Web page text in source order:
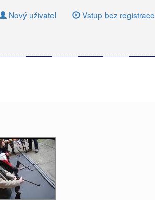
Nový uživatel Vstup bez registrace